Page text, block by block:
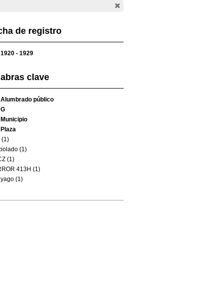
de registro
1920 - 1929
clave
Alumbrado público
G
Municipio
Plaza
(1)
(1)
(1)
413H (1)
(1)